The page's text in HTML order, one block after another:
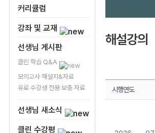
커리큘럼
강좌 및 교재
선생님 게시판
클린 학습 Q&A
모의고사 해설지&자료
유료 수강생 전용 보충 자료
선생님 새소식
클린 수강평
해설강의
시행연도